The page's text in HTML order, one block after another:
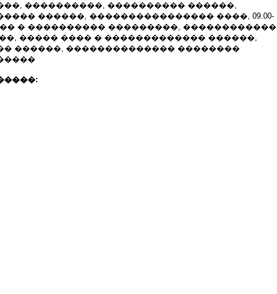
����������, ���������� ������,
������, ���������������� ����, 09.00-
� ���������� ���������, ������������
����� ���� � ������������� ������,
������, �������������� ��������